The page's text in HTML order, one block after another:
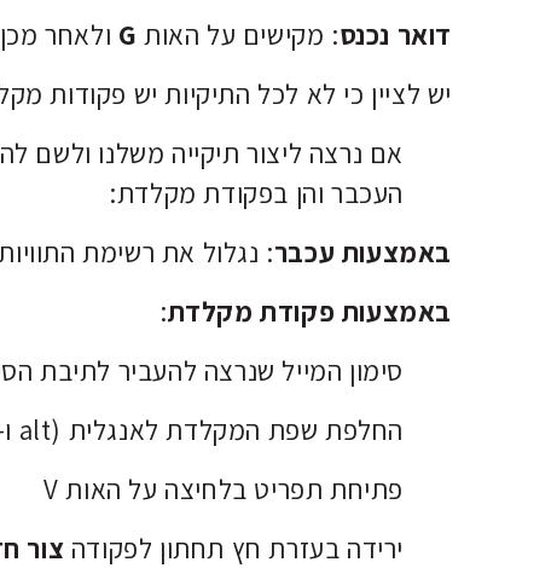
דואר נכנס: מקישים על האות G ולאחר
יש לציין כי לא לכל התיקיות יש פקודות
אם נרצה ליצור תיקייה משלנו ולשם
העכבר והן בפקודת מקלדת:
באמצעות עכבר: נגלול את רשימת
באמצעות פקודת מקלדת:
סימון המייל שנרצה להעביר לתיבת
החלפת שפת המקלדת לאנגלית (alt ו-shift)
פתיחת תפריט בלחיצה על האות V
ירידה בעזרת חץ תחתון לפקודה צור